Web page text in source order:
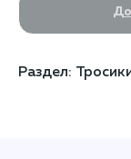
Раздел: